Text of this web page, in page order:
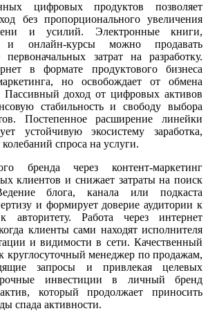
цифровых продуктов позволяет
без пропорционального увеличения
и усилий. Электронные книги,
и онлайн-курсы можно продавать
затрат на разработку.
в формате продуктового бизнеса
но освобождает от обмена
Пассивный доход от цифровых активов
стабильность и свободу выбора
Постепенное расширение линейки
устойчивую экосистему заработка,
спроса на услуги.
бренда через контент-маркетинг
клиентов и снижает затраты на поиск
блога, канала или подкаста
и формирует доверие аудитории к
авторитету. Работа через интернет
клиенты сами находят исполнителя
и видимости в сети. Качественный
круглосуточный менеджер по продажам,
запросы и привлекая целевых
инвестиции в личный бренд
который продолжает приносить
спада активности.